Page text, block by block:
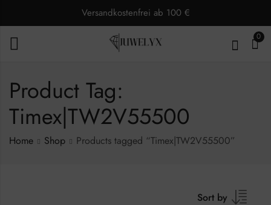
Versandkostenfrei ab 100 €
0
Product Tag:
Timex|TW2V55500
Home Shop Products tagged “Timex|TW2V55500”
Sort by